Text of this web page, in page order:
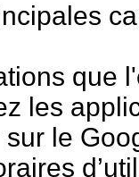
que
les
le